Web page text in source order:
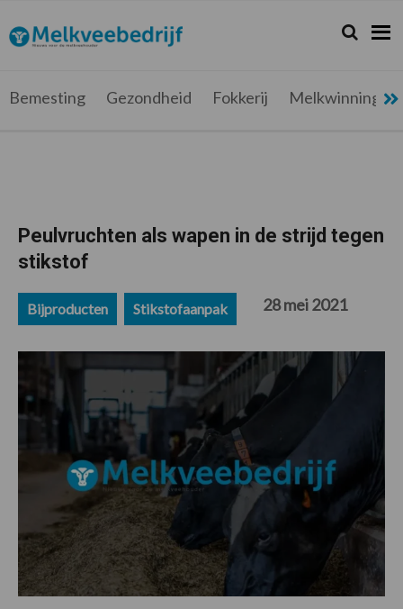
de
hoofdnavigatie
de
hoofd
de
eerste
de
voettekst
Melkveebedrijf.be
Nieuws
melkveehouder
Zoeken...
Zoek
Bemesting Gezondheid Fokkerij Melkwinning
Peulvruchten als wapen in de strijd tegen
stikstof
Bijproducten Stikstofaanpak 28 mei 2021